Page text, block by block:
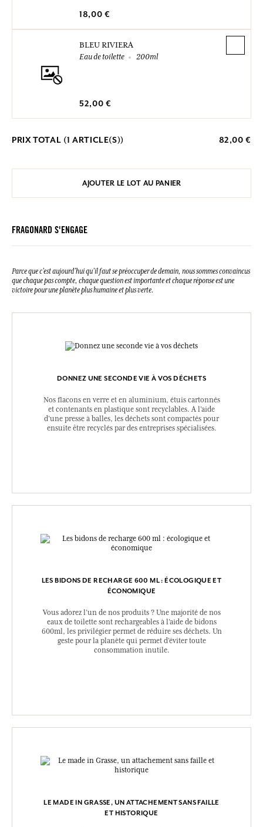
18,00 €
BLEU RIVIERA
Eau de toilette
200ml
52,00 €
PRIX TOTAL (1 ARTICLE(S)) 82,00 €
AJOUTER LE LOT AU PANIER
FRAGONARD S'ENGAGE
Parce que c’est aujourd’hui qu’il faut se préoccuper de demain, nous sommes convaincus
que chaque pas compte, chaque question est importante et chaque réponse est une
victoire pour une planète plus humaine et plus verte.
DONNEZ UNE SECONDE VIE À VOS DÉCHETS
Nos flacons en verre et en aluminium, étuis cartonnés
et contenants en plastique sont recyclables. A l’aide
d’une presse à balles, les déchets sont compactés pour
ensuite être recyclés par des entreprises spécialisées.
LES BIDONS DE RECHARGE 600 ML : ÉCOLOGIQUE ET
ÉCONOMIQUE
Vous adorez l’un de nos produits ? Une majorité de nos
eaux de toilette sont rechargeables à l’aide de bidons
600ml, les privilégier permet de réduire ses déchets. Un
geste pour la planète qui permet d’éviter toute
consommation inutile.
LE MADE IN GRASSE, UN ATTACHEMENT SANS FAILLE
ET HISTORIQUE